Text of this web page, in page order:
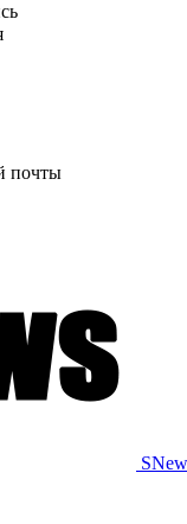
почты